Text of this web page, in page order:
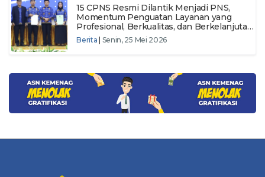
15 CPNS Resmi Dilantik Menjadi PNS,
Momentum Penguatan Layanan yang
Profesional, Berkualitas, dan Berkelanjutan
di Pusbimdik Khonghucu
Berita Senin, 25 Mei 2026